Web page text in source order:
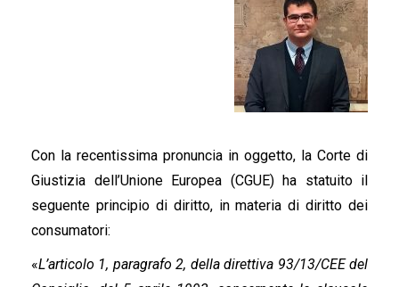
Con la recentissima pronuncia in oggetto, la Corte di
Giustizia dell’Unione Europea (CGUE) ha statuito il
seguente principio di diritto, in materia di diritto dei
consumatori:
«L’articolo 1, paragrafo 2, della direttiva 93/13/CEE del